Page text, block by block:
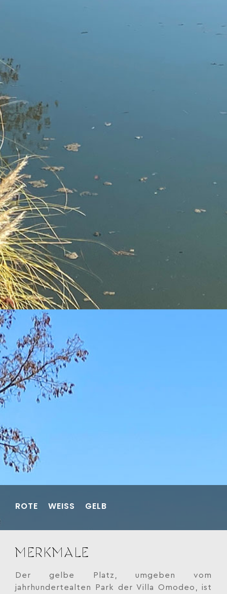
ROTE WEISS GELB
MERKMALE
Der gelbe Platz, umgeben vom
jahrhundertealten Park der Villa Omodeo, ist